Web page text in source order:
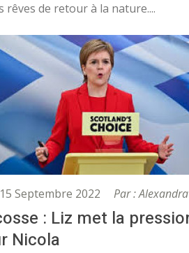
rêves de retour à la nature....
15 Septembre 2022 Par :
: Liz met la
Nicola